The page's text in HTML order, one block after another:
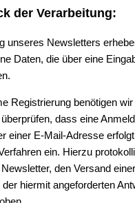
der Verarbeitung:
unseres Newsletters
Daten, die über eine
Registrierung benötigen
dass eine
einer E-Mail-Adresse
ein. Hierzu
den Versand
der hiermit angeforderten